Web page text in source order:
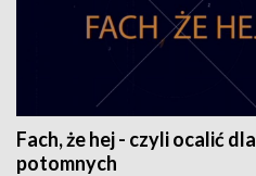
Fach, że hej - czyli ocalić dla
potomnych